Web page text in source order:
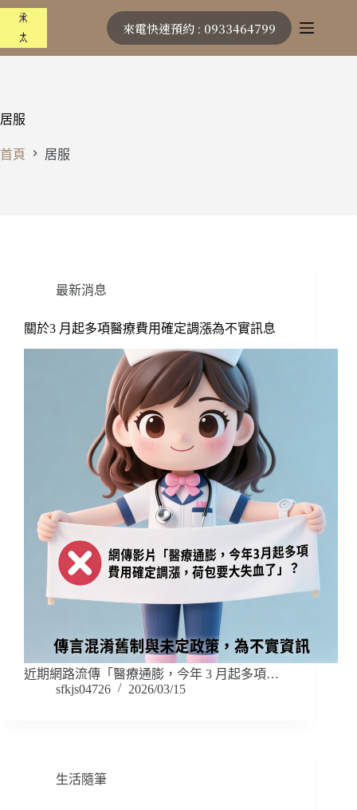
跳
主
來電快速預約 : 0933464799
居服
首頁 居服
最新消息
關於3 月起多項醫療費用確定調漲為不實訊息
近期網路流傳「醫療通膨，今年 3 月起多項…
sfkjs04726
2026/03/15
生活隨筆